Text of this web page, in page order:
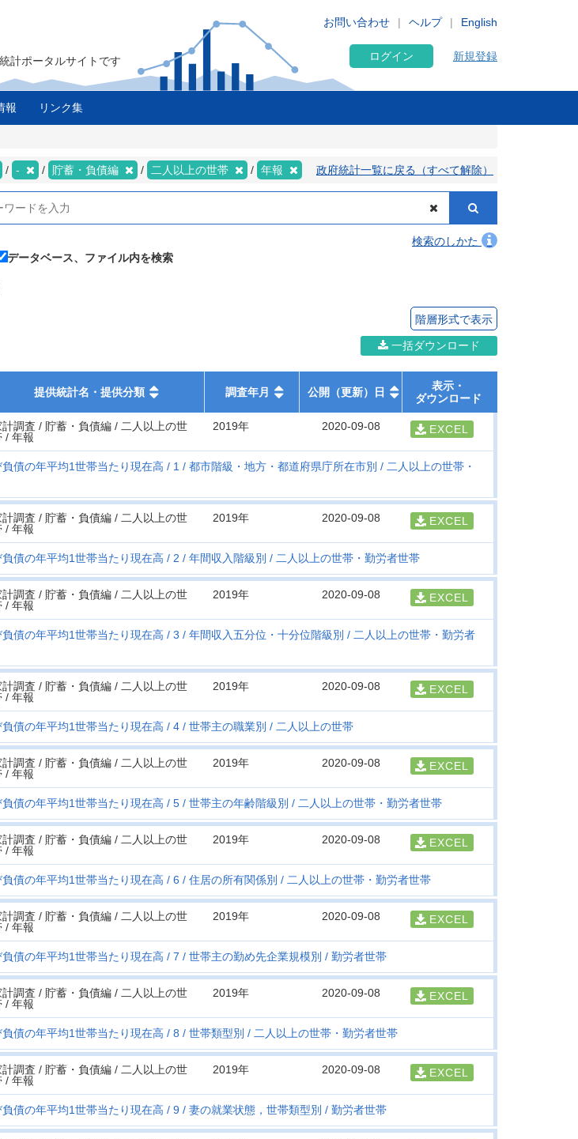
English
お問い合わせ ヘルプ
計ポータルサイトです ログイン 新規登録
報 リンク集
- 貯蓄・負債編 二人以上の世帯 年報 政府統計一覧に戻る（すべて解除）
検索のしかた
データベース、ファイル内を検索
階層形式で表示
一括ダウンロード
提供統計名・提供分類 調査年月 公開（更新）日
表示・
ダウンロード
計調査 / 貯蓄・負債編 / 二人以上の世
/ 年報
2019年 2020-09-08 EXCEL
債の年平均1世帯当たり現在高 1 都市階級・地方・都道府県庁所在市別
二人以上の世帯・
計調査 / 貯蓄・負債編 / 二人以上の世
/ 年報
2019年 2020-09-08 EXCEL
債の年平均1世帯当たり現在高 2 年間収入階級別 二人以上の世帯・勤労者世帯
計調査 / 貯蓄・負債編 / 二人以上の世
/ 年報
2019年 2020-09-08 EXCEL
債の年平均1世帯当たり現在高 3 年間収入五分位・十分位階級別
二人以上の世帯・勤労者
計調査 / 貯蓄・負債編 / 二人以上の世
/ 年報
2019年 2020-09-08 EXCEL
債の年平均1世帯当たり現在高 4 世帯主の職業別 二人以上の世帯
計調査 / 貯蓄・負債編 / 二人以上の世
/ 年報
2019年 2020-09-08 EXCEL
債の年平均1世帯当たり現在高 5 世帯主の年齢階級別 二人以上の世帯・勤労者世帯
計調査 / 貯蓄・負債編 / 二人以上の世
/ 年報
2019年 2020-09-08 EXCEL
債の年平均1世帯当たり現在高 6 住居の所有関係別 二人以上の世帯・勤労者世帯
計調査 / 貯蓄・負債編 / 二人以上の世
/ 年報
2019年 2020-09-08 EXCEL
債の年平均1世帯当たり現在高 7 世帯主の勤め先企業規模別 勤労者世帯
計調査 / 貯蓄・負債編 / 二人以上の世
/ 年報
2019年 2020-09-08 EXCEL
債の年平均1世帯当たり現在高 8 世帯類型別 二人以上の世帯・勤労者世帯
計調査 / 貯蓄・負債編 / 二人以上の世
/ 年報
2019年 2020-09-08 EXCEL
債の年平均1世帯当たり現在高 9 妻の就業状態，世帯類型別 勤労者世帯